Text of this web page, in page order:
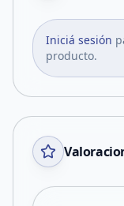
Iniciá sesión
producto.